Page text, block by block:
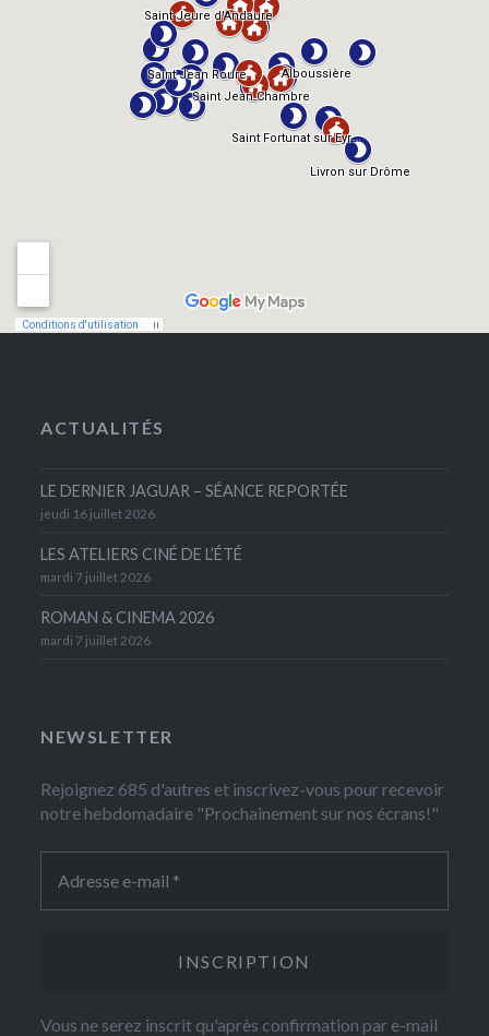
ACTUALITÉS
LE DERNIER JAGUAR – SÉANCE REPORTÉE
jeudi 16 juillet 2026
LES ATELIERS CINÉ DE L’ÉTÉ
mardi 7 juillet 2026
ROMAN & CINEMA 2026
mardi 7 juillet 2026
NEWSLETTER
Rejoignez 685 d'autres et inscrivez-vous pour recevoir
notre hebdomadaire "Prochainement sur nos écrans!"
Vous ne serez inscrit qu'après confirmation par e-mail